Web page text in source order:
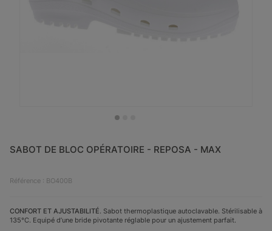
SABOT DE BLOC OPÉRATOIRE - REPOSA - MAX
Référence : BO400B
CONFORT ET AJUSTABILITÉ . Sabot thermoplastique autoclavable. Stérilisable à
135°C. Equipé d’une bride pivotante réglable pour un ajustement parfait.